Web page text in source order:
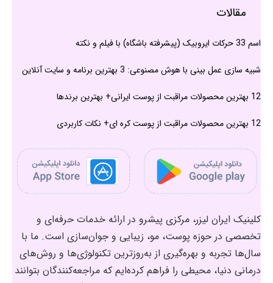
مقالات
اسم 33 حرکات ایروبیک (پیشرفته باشگاه) با فیلم و نکته
شبیه سازی عمل بینی با هوش مصنوعی: 3 بهترین برنامه و سایت آنلاین
12 بهترین محصولات مراقبت از پوست ایرانی+ بهترین برندها
12 بهترین محصولات مراقبت از پوست کره ای+ نکات کاربردی
کلینیک ایران لیزر، مرکزی پیشرو در ارائه خدمات حرفه‌ای و
تخصصی در حوزه پوست، مو، زیبایی و جوان‌سازی است. ما با
سال‌ها تجربه و بهره‌گیری از به‌روزترین تکنولوژی‌ها و روش‌های
درمانی دنیا، محیطی را فراهم کرده‌ایم که مراجعه‌کنندگان بتوانند